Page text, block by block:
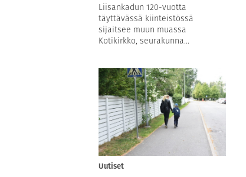
Liisankadun 120-vuotta
täyttävässä kiinteistössä
sijaitsee muun muassa
Kotikirkko, seurakunna...
Uutiset